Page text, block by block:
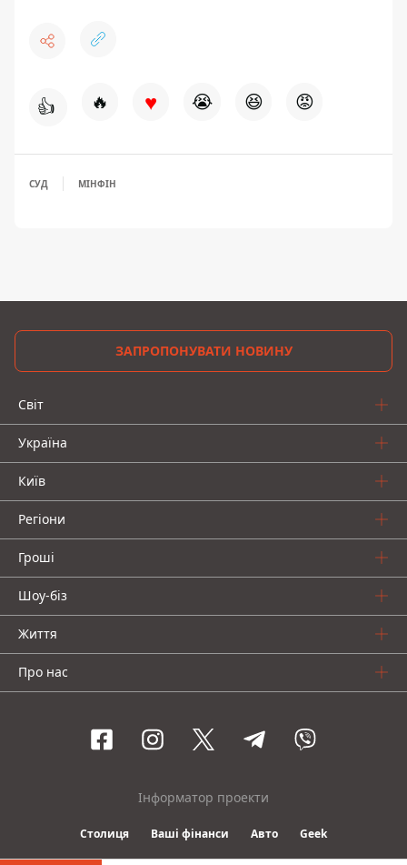
👍 🔥 ♥ 😭 😆 😡
СУД МІНФІН
ЗАПРОПОНУВАТИ НОВИНУ
Світ
Україна
Київ
Регіони
Гроші
Шоу-біз
Життя
Про нас
Інформатор проекти
Столиця Ваші фінанси Авто Geek